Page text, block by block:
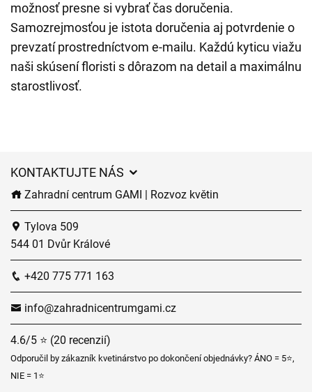
možnosť presne si vybrať čas doručenia.
Samozrejmosťou je istota doručenia aj potvrdenie o
prevzatí prostredníctvom e-mailu. Každú kyticu viažu
naši skúsení floristi s dôrazom na detail a maximálnu
starostlivosť.
KONTAKTUJTE NÁS
Zahradní centrum GAMI | Rozvoz květin
Tylova 509
544 01 Dvůr Králové
+420 775 771 163
info@zahradnicentrumgami.cz
4.6/5 ⭐ (20 recenzií)
Odporučil by zákazník kvetinárstvo po dokončení objednávky? ÁNO = 5⭐,
NIE = 1⭐